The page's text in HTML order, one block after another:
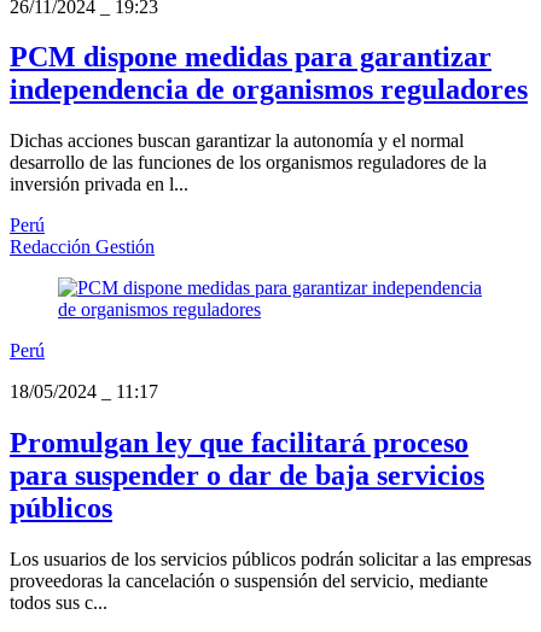
26/11/2024
19:23
PCM dispone medidas para garantizar
independencia de organismos reguladores
Dichas acciones buscan garantizar la autonomía y el normal
desarrollo de las funciones de los organismos reguladores de la
inversión privada en l...
Perú
Redacción Gestión
Perú
18/05/2024
11:17
Promulgan ley que facilitará proceso
para suspender o dar de baja servicios
públicos
Los usuarios de los servicios públicos podrán solicitar a las empresas
proveedoras la cancelación o suspensión del servicio, mediante
todos sus c...